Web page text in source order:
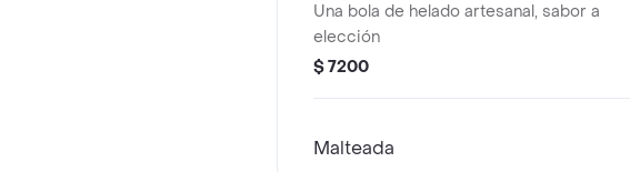
Una bola de helado artesanal, sabor a
elección
$ 7200
Malteada